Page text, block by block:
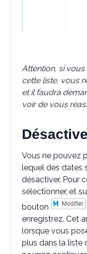
Attention, si
cette liste, vous
et il faudra
voir de vous
Vous ne pouvez
lequel des dates
désactiver. Pour
sélectionner, et
bouton
enregistrez. Cet
lorsque vous
plus dans la liste